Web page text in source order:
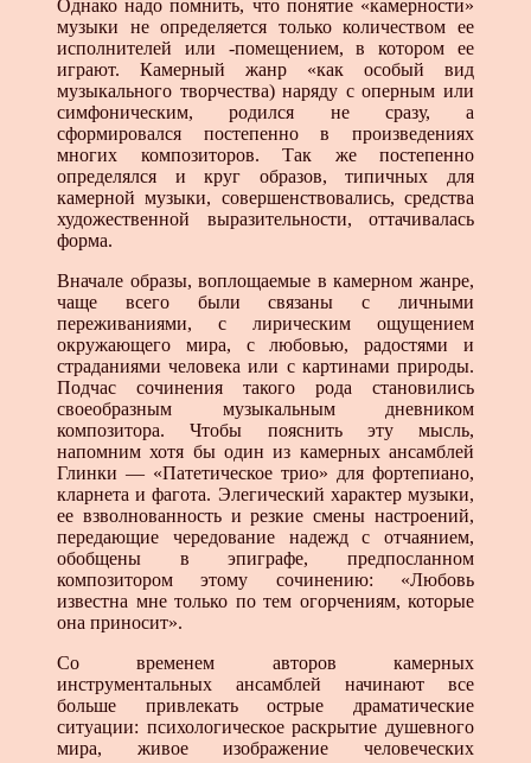
Однако надо помнить, что понятие «камерности»
музыки не определяется только количеством ее
исполнителей или -помещением, в котором ее
играют. Камерный жанр «как особый вид
музыкального творчества) наряду с оперным или
симфоническим, родился не сразу, а
сформировался постепенно в произведениях
многих композиторов. Так же постепенно
определялся и круг образов, типичных для
камерной музыки, совершенствовались, средства
художественной выразительности, оттачивалась
форма.
Вначале образы, воплощаемые в камерном жанре,
чаще всего были связаны с личными
переживаниями, с лирическим ощущением
окружающего мира, с любовью, радостями и
страданиями человека или с картинами природы.
Подчас сочинения такого рода становились
своеобразным музыкальным дневником
композитора. Чтобы пояснить эту мысль,
напомним хотя бы один из камерных ансамблей
Глинки — «Патетическое трио» для фортепиано,
кларнета и фагота. Элегический характер музыки,
ее взволнованность и резкие смены настроений,
передающие чередование надежд с отчаянием,
обобщены в эпиграфе, предпосланном
композитором этому сочинению: «Любовь
известна мне только по тем огорчениям, которые
она приносит».
Со временем авторов камерных
инструментальных ансамблей начинают все
больше привлекать острые драматические
ситуации: психологическое раскрытие душевного
мира, живое изображение человеческих